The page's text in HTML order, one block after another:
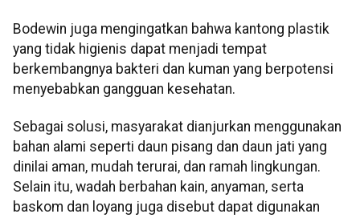
Bodewin juga mengingatkan bahwa kantong plastik
yang tidak higienis dapat menjadi tempat
berkembangnya bakteri dan kuman yang berpotensi
menyebabkan gangguan kesehatan.
Sebagai solusi, masyarakat dianjurkan menggunakan
bahan alami seperti daun pisang dan daun jati yang
dinilai aman, mudah terurai, dan ramah lingkungan.
Selain itu, wadah berbahan kain, anyaman, serta
baskom dan loyang juga disebut dapat digunakan